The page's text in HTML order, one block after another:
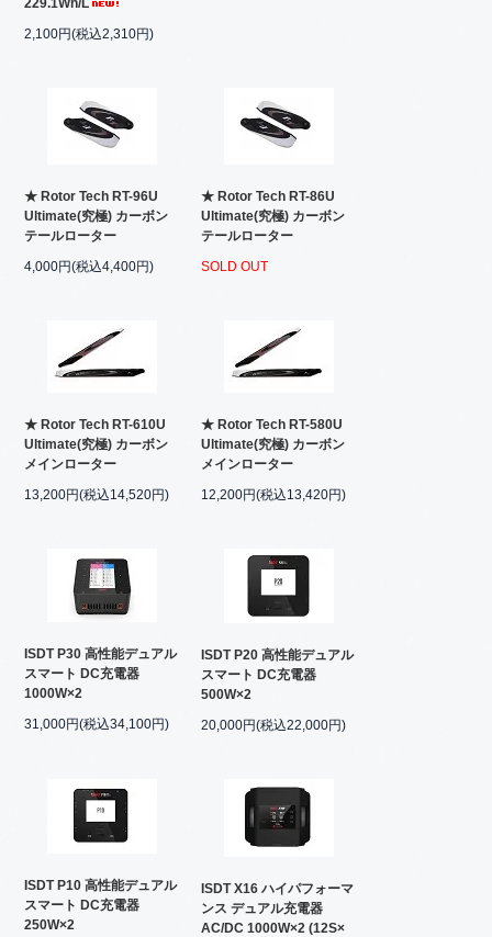
229.1Wh/L
2,100円(税込2,310円)
★ Rotor Tech RT-96U
Ultimate(究極) カーボン
テールローター
4,000円(税込4,400円)
★ Rotor Tech RT-86U
Ultimate(究極) カーボン
テールローター
SOLD OUT
★ Rotor Tech RT-610U
Ultimate(究極) カーボン
メインローター
13,200円(税込14,520円)
★ Rotor Tech RT-580U
Ultimate(究極) カーボン
メインローター
12,200円(税込13,420円)
ISDT P30 高性能デュアル
スマート DC充電器
1000W×2
31,000円(税込34,100円)
ISDT P20 高性能デュアル
スマート DC充電器
500W×2
20,000円(税込22,000円)
ISDT P10 高性能デュアル
スマート DC充電器
250W×2
ISDT X16 ハイパフォーマ
ンス デュアル充電器
AC/DC 1000W×2 (12S×